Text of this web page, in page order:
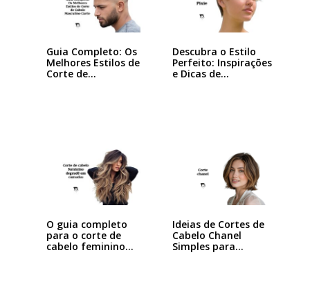
Guia Completo: Os
Melhores Estilos de
Corte de…
Descubra o Estilo
Perfeito: Inspirações
e Dicas de…
O guia completo
para o corte de
cabelo feminino…
Ideias de Cortes de
Cabelo Chanel
Simples para…